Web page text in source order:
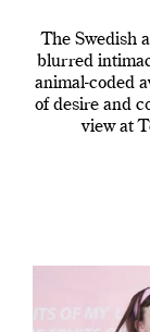
The Swedish
blurred
animal-coded
of desire and
view at